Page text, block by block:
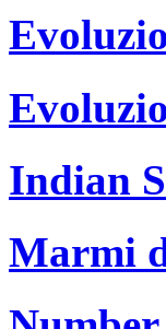
Indian
Marmi